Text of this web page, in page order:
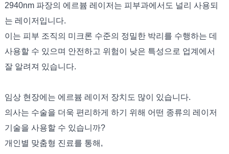
2940nm 파장의 에르븀 레이저는 피부과에서도 널리 사용되
는 레이저입니다.
이는 피부 조직의 미크론 수준의 정밀한 박리를 수행하는 데
사용할 수 있으며 안전하고 위험이 낮은 특성으로 업계에서
잘 알려져 있습니다.
임상 현장에는 에르븀 레이저 장치도 많이 있습니다.
의사는 수술을 더욱 편리하게 하기 위해 어떤 종류의 레이저
기술을 사용할 수 있습니까?
개인별 맞춤형 진료를 통해,